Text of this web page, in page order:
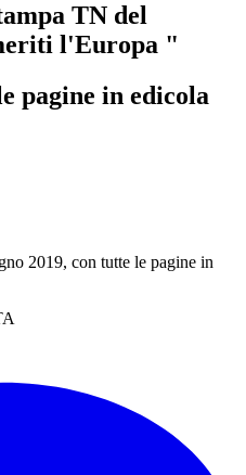
TN del
l'Europa "
pagine in edicola
2019, con tutte le pagine in